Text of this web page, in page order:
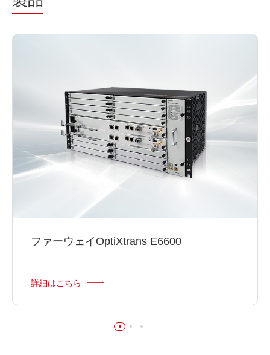
ファーウェイOptiXtrans E6600
詳細はこちら